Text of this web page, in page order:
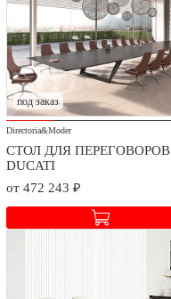
под заказ
Directoria&Moder
СТОЛ ДЛЯ ПЕРЕГОВОРОВ
DUCATI
от 472 243 ₽